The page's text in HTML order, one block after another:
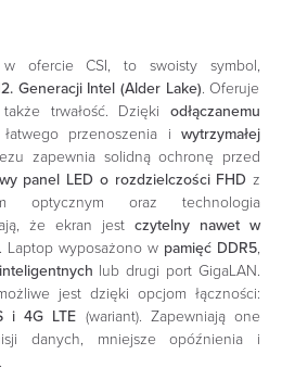
w ofercie CSI, to swoisty symbol,
Generacji Intel (Alder Lake). Oferuje
trwałość. Dzięki odłączanemu
przenoszenia i wytrzymałej
zapewnia solidną ochronę przed
panel LED o rozdzielczości FHD z
optycznym oraz technologia
że ekran jest czytelny nawet w
. Laptop wyposażono w pamięć DDR5,
lub drugi port GigaLAN.
jest dzięki opcjom łączności:
i 4G LTE (wariant). Zapewniają one
danych, mniejsze opóźnienia i